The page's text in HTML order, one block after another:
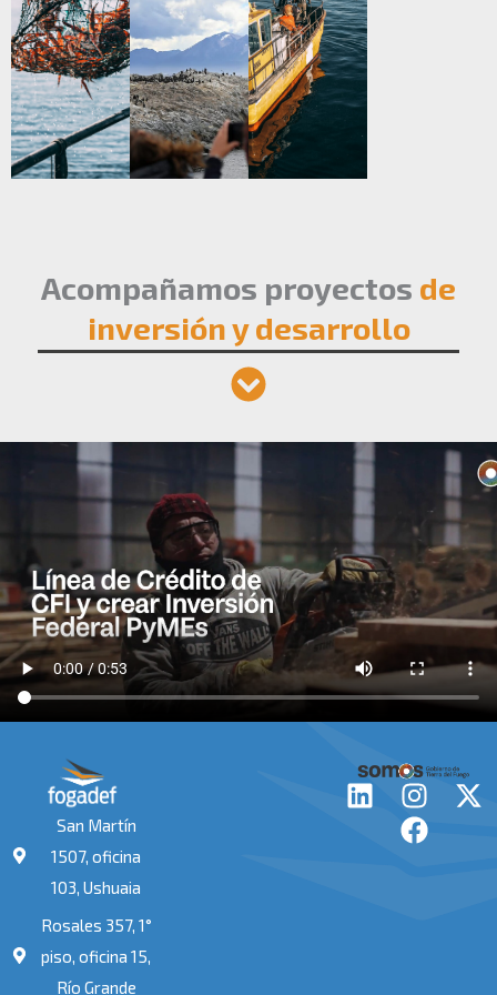
Acompañamos proyectos de
inversión y desarrollo
San Martín
1507, oficina
103, Ushuaia
Rosales 357, 1°
piso, oficina 15,
Río Grande
L
I
n
s
X
F
a
c